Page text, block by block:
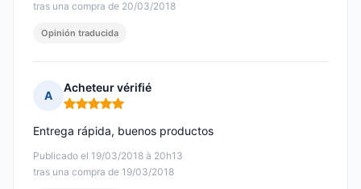
tras una compra de 20/03/2018
Opinión traducida
A
Acheteur vérifié
Nota: 5 de 5
Publicado el 19/03/2018 à 20h13
tras una compra de 19/03/2018
Entrega rápida, buenos productos